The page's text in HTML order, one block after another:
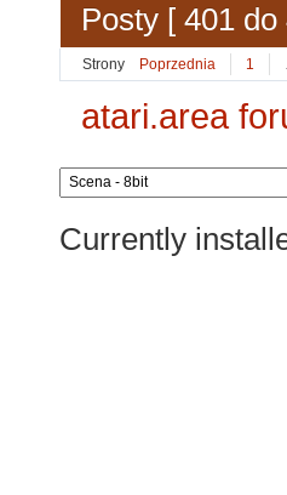
Posty [ 401
Strony Poprzednia 1
atari.area
Currently